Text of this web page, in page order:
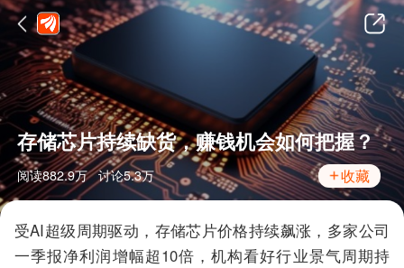
存储芯片持续缺货，赚钱机会如何把握？
阅读882.9万 讨论5.3万 收藏
受AI超级周期驱动，存储芯片价格持续飙涨，多家公司
一季报净利润增幅超10倍，机构看好行业景气周期持